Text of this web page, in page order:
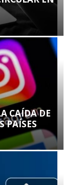
CAÍDA DE
PAÍSES